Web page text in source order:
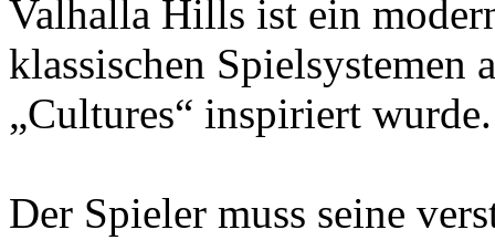
Valhalla Hills ist ein
klassischen Spielsystemen
„Cultures“ inspiriert wurde.
Der Spieler muss seine